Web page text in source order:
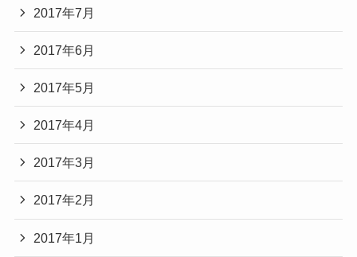
2017年7月
2017年6月
2017年5月
2017年4月
2017年3月
2017年2月
2017年1月